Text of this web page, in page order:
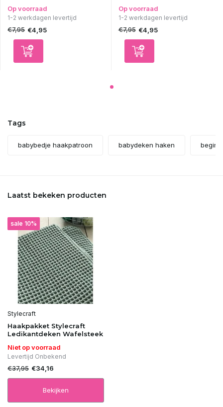
Op voorraad
1-2 werkdagen levertijd
€7,95 €4,95
Op voorraad
1-2 werkdagen levertijd
€7,95 €4,95
Tags
babybedje haakpatroon babydeken haken
Laatst bekeken producten
sale 10%
Stylecraft
Haakpakket Stylecraft
Ledikantdeken Wafelsteek
Niet op voorraad
Levertijd Onbekend
€37,95 €34,16
Bekijken